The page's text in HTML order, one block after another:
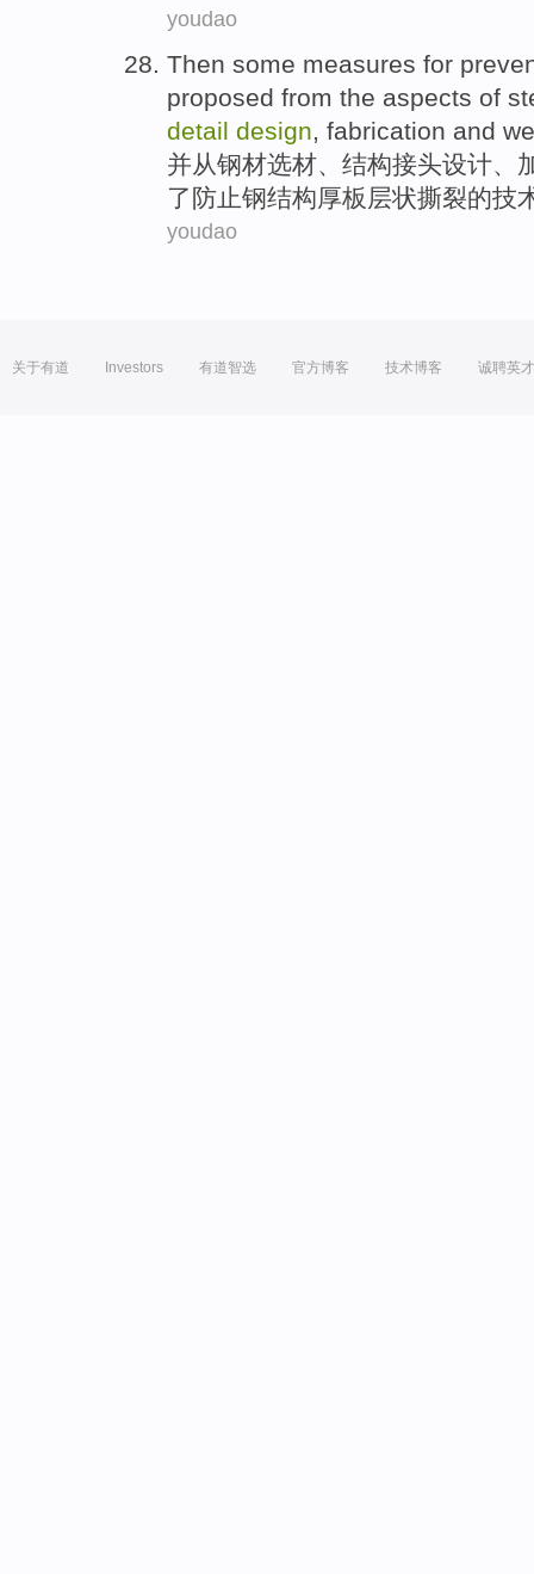
youdao
Then some measures for
proposed from the aspects of
detail design fabrication and
并从钢材选材 、结构接头设计
了防止钢结构厚板层状撕裂的技
youdao
关于有道 Investors 有道智选 官方博客 技术博客 诚聘英才